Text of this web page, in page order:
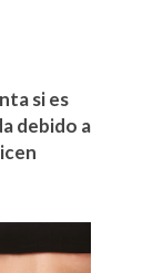
si es
debido a